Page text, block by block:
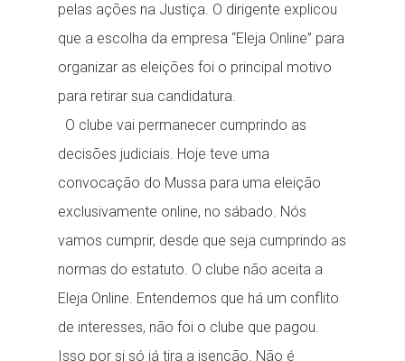
pelas ações na Justiça. O dirigente explicou
que a escolha da empresa “Eleja Online” para
organizar as eleições foi o principal motivo
para retirar sua candidatura.
O clube vai permanecer cumprindo as
decisões judiciais. Hoje teve uma
convocação do Mussa para uma eleição
exclusivamente online, no sábado. Nós
vamos cumprir, desde que seja cumprindo as
normas do estatuto. O clube não aceita a
Eleja Online. Entendemos que há um conflito
de interesses, não foi o clube que pagou.
Isso por si só já tira a isenção. Não é